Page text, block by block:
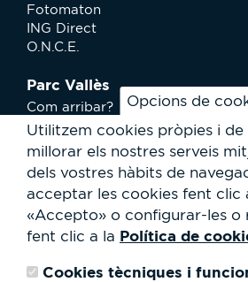
Opcions de
Utilitzem cookies pròpies i
millorar els nostres serveis
dels vostres hàbits de
acceptar les cookies fent clic
«Accepto» o configurar-les o
fent clic a la Política de
Cookies tècniques i
Fotomaton
ING Direct
O.N.C.E.
Parc Vallès
Com arribar?
Plànol
Activitats
Serveis a l'usuari
Club Staff
Qui som?
Contacte
Cessió d'espais